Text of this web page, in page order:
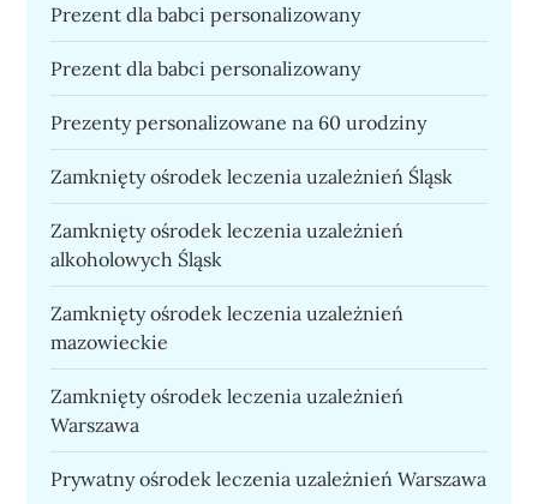
Prezent dla babci personalizowany
Prezent dla babci personalizowany
Prezenty personalizowane na 60 urodziny
Zamknięty ośrodek leczenia uzależnień Śląsk
Zamknięty ośrodek leczenia uzależnień
alkoholowych Śląsk
Zamknięty ośrodek leczenia uzależnień
mazowieckie
Zamknięty ośrodek leczenia uzależnień
Warszawa
Prywatny ośrodek leczenia uzależnień Warszawa